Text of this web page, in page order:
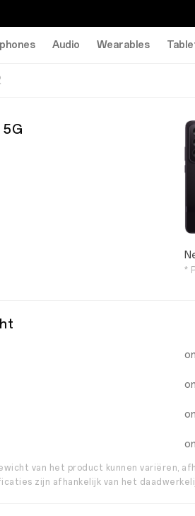
Audio Wearables
5G
*
van het product kunnen variëren,
zijn afhankelijk van het